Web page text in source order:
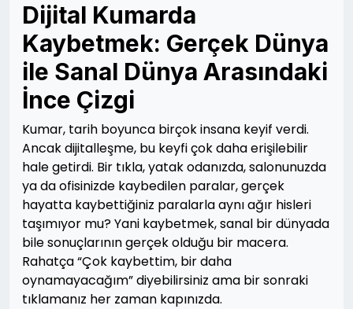
Dijital Kumarda
Kaybetmek: Gerçek Dünya
ile Sanal Dünya Arasındaki
İnce Çizgi
Kumar, tarih boyunca birçok insana keyif verdi.
Ancak dijitalleşme, bu keyfi çok daha erişilebilir
hale getirdi. Bir tıkla, yatak odanızda, salonunuzda
ya da ofisinizde kaybedilen paralar, gerçek
hayatta kaybettiğiniz paralarla aynı ağır hisleri
taşımıyor mu? Yani kaybetmek, sanal bir dünyada
bile sonuçlarının gerçek olduğu bir macera.
Rahatça “Çok kaybettim, bir daha
oynamayacağım” diyebilirsiniz ama bir sonraki
tıklamanız her zaman kapınızda.